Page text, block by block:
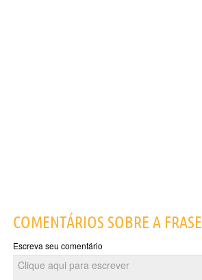
COMENTÁRIOS SOBRE A FRASE
Escreva seu comentário